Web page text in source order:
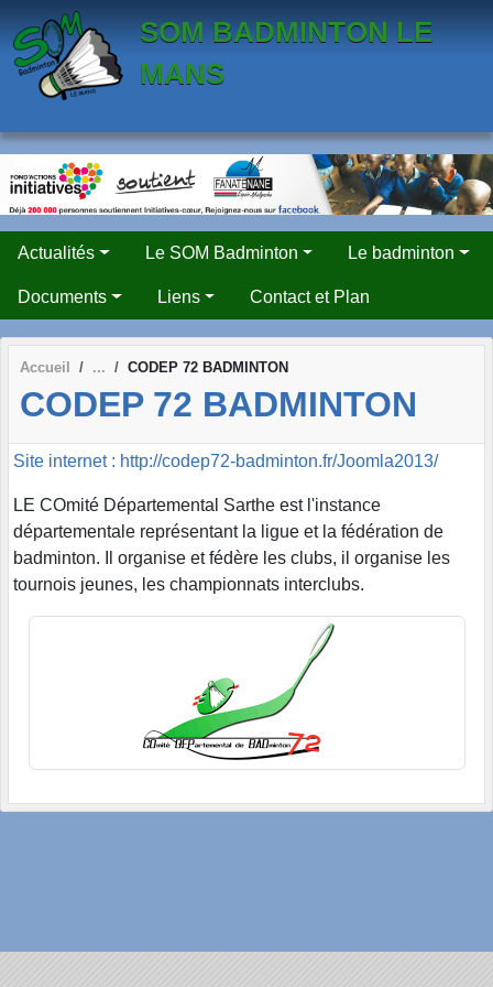
SOM BADMINTON LE
MANS
Actualités Le SOM Badminton Le badminton
Documents Liens Contact et Plan
Accueil CODEP 72 BADMINTON
CODEP 72 BADMINTON
Site internet : http://codep72-badminton.fr/Joomla2013/
LE COmité Départemental Sarthe est l'instance
départementale représentant la ligue et la fédération de
badminton. Il organise et fédère les clubs, il organise les
tournois jeunes, les championnats interclubs.
Panneau de gestion des cookies